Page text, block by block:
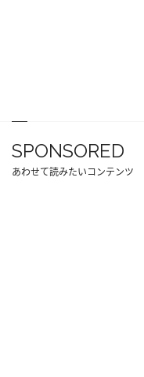
SPONSORED
あわせて読みたいコンテンツ